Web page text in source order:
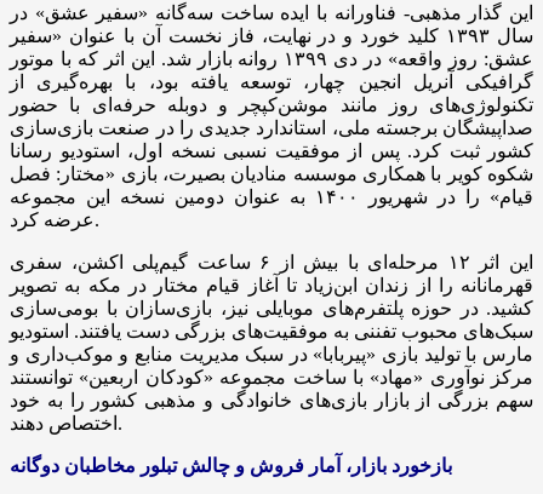
این گذار مذهبی- فناورانه با ایده ساخت سه‌گانه «سفیر عشق» در
سال ۱۳۹۳ کلید خورد و در نهایت، فاز نخست آن با عنوان «سفیر
عشق: روز واقعه» در دی‌ ۱۳۹۹ روانه بازار شد. این اثر که با موتور
گرافیکی آنریل انجین چهار، توسعه یافته بود، با بهره‌گیری از
تکنولوژی‌های روز مانند موشن‌کپچر و دوبله حرفه‌ای با حضور
صداپیشگان برجسته ملی، استاندارد جدیدی را در صنعت بازی‌سازی
کشور ثبت کرد. پس از موفقیت نسبی نسخه اول، استودیو رسانا
شکوه کویر با همکاری موسسه منادیان بصیرت، بازی «مختار: فصل
قیام» را در شهریور ۱۴۰۰ به عنوان دومین نسخه این مجموعه
عرضه کرد.
این اثر ۱۲ مرحله‌ای با بیش از ۶ ساعت گیم‌پلی اکشن، سفری
قهرمانانه را از زندان ابن‌زیاد تا آغاز قیام مختار در مکه به تصویر
کشید. در حوزه پلتفرم‌های موبایلی نیز، بازی‌سازان با بومی‌سازی
سبک‌های محبوب تفننی به موفقیت‌های بزرگی دست یافتند. استودیو
مارس با تولید بازی «پیربابا» در سبک مدیریت منابع و موکب‌داری و
مرکز نوآوری «مهاد» با ساخت مجموعه «کودکان اربعین» توانستند
سهم بزرگی از بازار بازی‌های خانوادگی و مذهبی کشور را به خود
اختصاص دهند.
بازخورد بازار، آمار فروش و چالش تبلور مخاطبان دوگانه